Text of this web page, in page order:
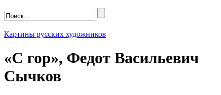
Картины русских художников
«С гор», Федот Васильевич
Сычков